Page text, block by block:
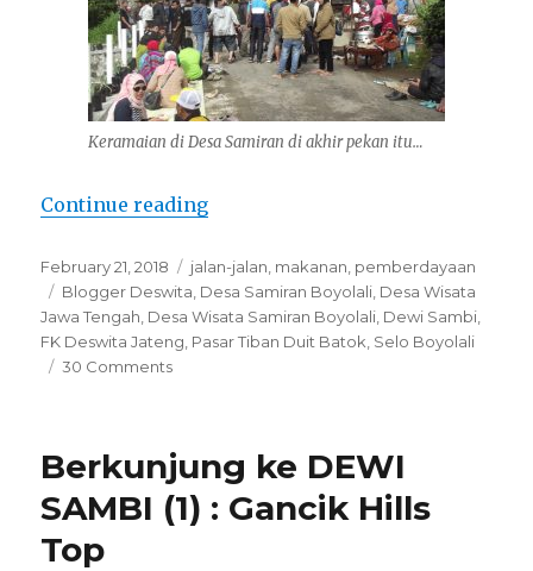
Keramaian di Desa Samiran di akhir pekan itu…
Continue reading“Berkunjung ke DEWI SAMBI (2)
Posted
on
February 21, 2018 Categories
jalan-jalan makanan pemberdayaan
Tags
Blogger Deswita Desa Samiran Boyolali Desa Wisata
Jawa Tengah Desa Wisata Samiran Boyolali Dewi Sambi
FK Deswita Jateng Pasar Tiban Duit Batok Selo Boyolali
30 Commentson
SAMBI
(2)
:
Berkunjung ke DEWI
SAMBI (1) : Gancik Hills
Top